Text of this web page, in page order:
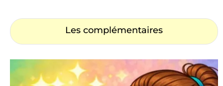
Les complémentaires